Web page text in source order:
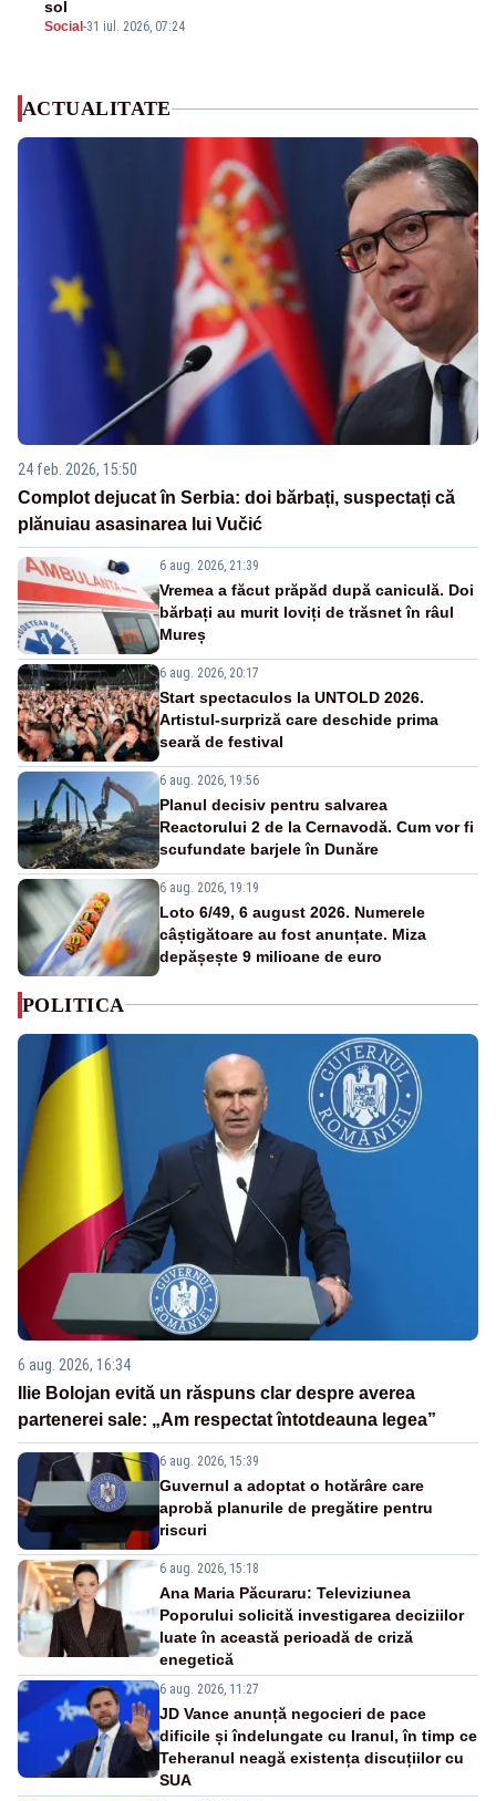
Social -31 iul. 2026, 07:24
sol
ACTUALITATE
24 feb. 2026, 15:50
Complot dejucat în Serbia: doi bărbați, suspectați că
plănuiau asasinarea lui Vučić
6 aug. 2026, 21:39
Vremea a făcut prăpăd după caniculă. Doi
bărbați au murit loviți de trăsnet în râul
Mureș
6 aug. 2026, 20:17
Start spectaculos la UNTOLD 2026.
Artistul-surpriză care deschide prima
seară de festival
6 aug. 2026, 19:56
Planul decisiv pentru salvarea
Reactorului 2 de la Cernavodă. Cum vor fi
scufundate barjele în Dunăre
6 aug. 2026, 19:19
Loto 6/49, 6 august 2026. Numerele
câștigătoare au fost anunțate. Miza
depășește 9 milioane de euro
POLITICA
6 aug. 2026, 16:34
Ilie Bolojan evită un răspuns clar despre averea
partenerei sale: „Am respectat întotdeauna legea”
6 aug. 2026, 15:39
Guvernul a adoptat o hotărâre care
aprobă planurile de pregătire pentru
riscuri
6 aug. 2026, 15:18
Ana Maria Păcuraru: Televiziunea
Poporului solicită investigarea deciziilor
luate în această perioadă de criză
enegetică
6 aug. 2026, 11:27
JD Vance anunță negocieri de pace
dificile și îndelungate cu Iranul, în timp ce
Teheranul neagă existența discuțiilor cu
SUA